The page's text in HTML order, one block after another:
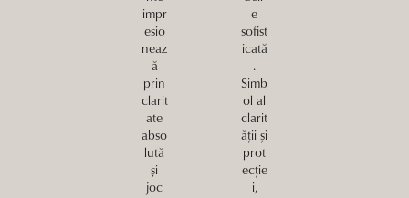
impr
esio
neaz
ă
prin
clarit
ate
abso
lută
și
joc
e
sofist
icată
.
Simb
ol al
clarit
ății și
prot
ecție
i,